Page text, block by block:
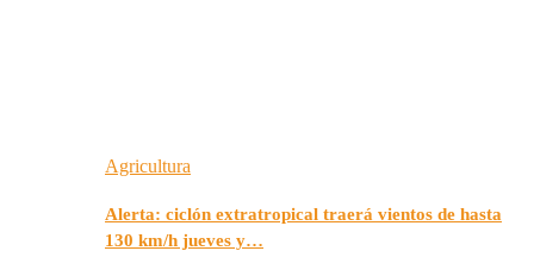
Agricultura
Alerta: ciclón extratropical traerá vientos de hasta
130 km/h jueves y…